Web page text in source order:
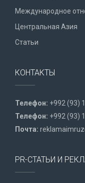
Международное
Центральная Азия
Статьи
КОНТАКТЫ
Телефон: +992 (93)
Телефон: +992 (93)
Почта:
PR-СТАТЬИ И